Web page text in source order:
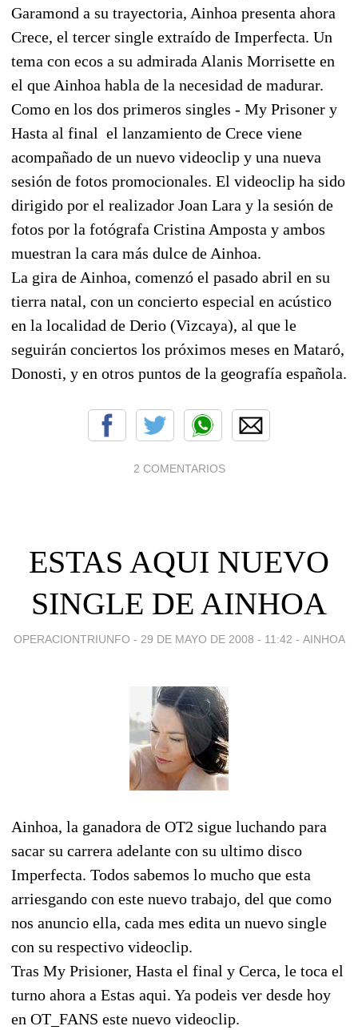
Garamond a su trayectoria, Ainhoa presenta ahora
Crece, el tercer single extraído de Imperfecta. Un
tema con ecos a su admirada Alanis Morrisette en
el que Ainhoa habla de la necesidad de madurar.
Como en los dos primeros singles - My Prisoner y
Hasta al final  el lanzamiento de Crece viene
acompañado de un nuevo videoclip y una nueva
sesión de fotos promocionales. El videoclip ha sido
dirigido por el realizador Joan Lara y la sesión de
fotos por la fotógrafa Cristina Amposta y ambos
muestran la cara más dulce de Ainhoa.
La gira de Ainhoa, comenzó el pasado abril en su
tierra natal, con un concierto especial en acústico
en la localidad de Derio (Vizcaya), al que le
seguirán conciertos los próximos meses en Mataró,
Donosti, y en otros puntos de la geografía española.
2 COMENTARIOS
ESTAS AQUI NUEVO
SINGLE DE AINHOA
OPERACIONTRIUNFO - 29 DE MAYO DE 2008 - 11:42 - AINHOA
Ainhoa, la ganadora de OT2 sigue luchando para
sacar su carrera adelante con su ultimo disco
Imperfecta. Todos sabemos lo mucho que esta
arriesgando con este nuevo trabajo, del que como
nos anuncio ella, cada mes edita un nuevo single
con su respectivo videoclip.
Tras My Prisioner, Hasta el final y Cerca, le toca el
turno ahora a Estas aqui. Ya podeis ver desde hoy
en OT_FANS este nuevo videoclip.